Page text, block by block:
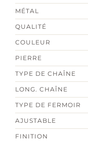
MÉTAL
QUALITÉ
COULEUR
PIERRE
TYPE DE CHAÎNE
LONG. CHAÎNE
TYPE DE FERMOIR
AJUSTABLE
FINITION